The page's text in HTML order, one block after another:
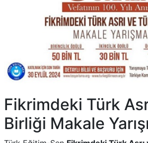
Fikrimdeki Türk
Birliği Makale